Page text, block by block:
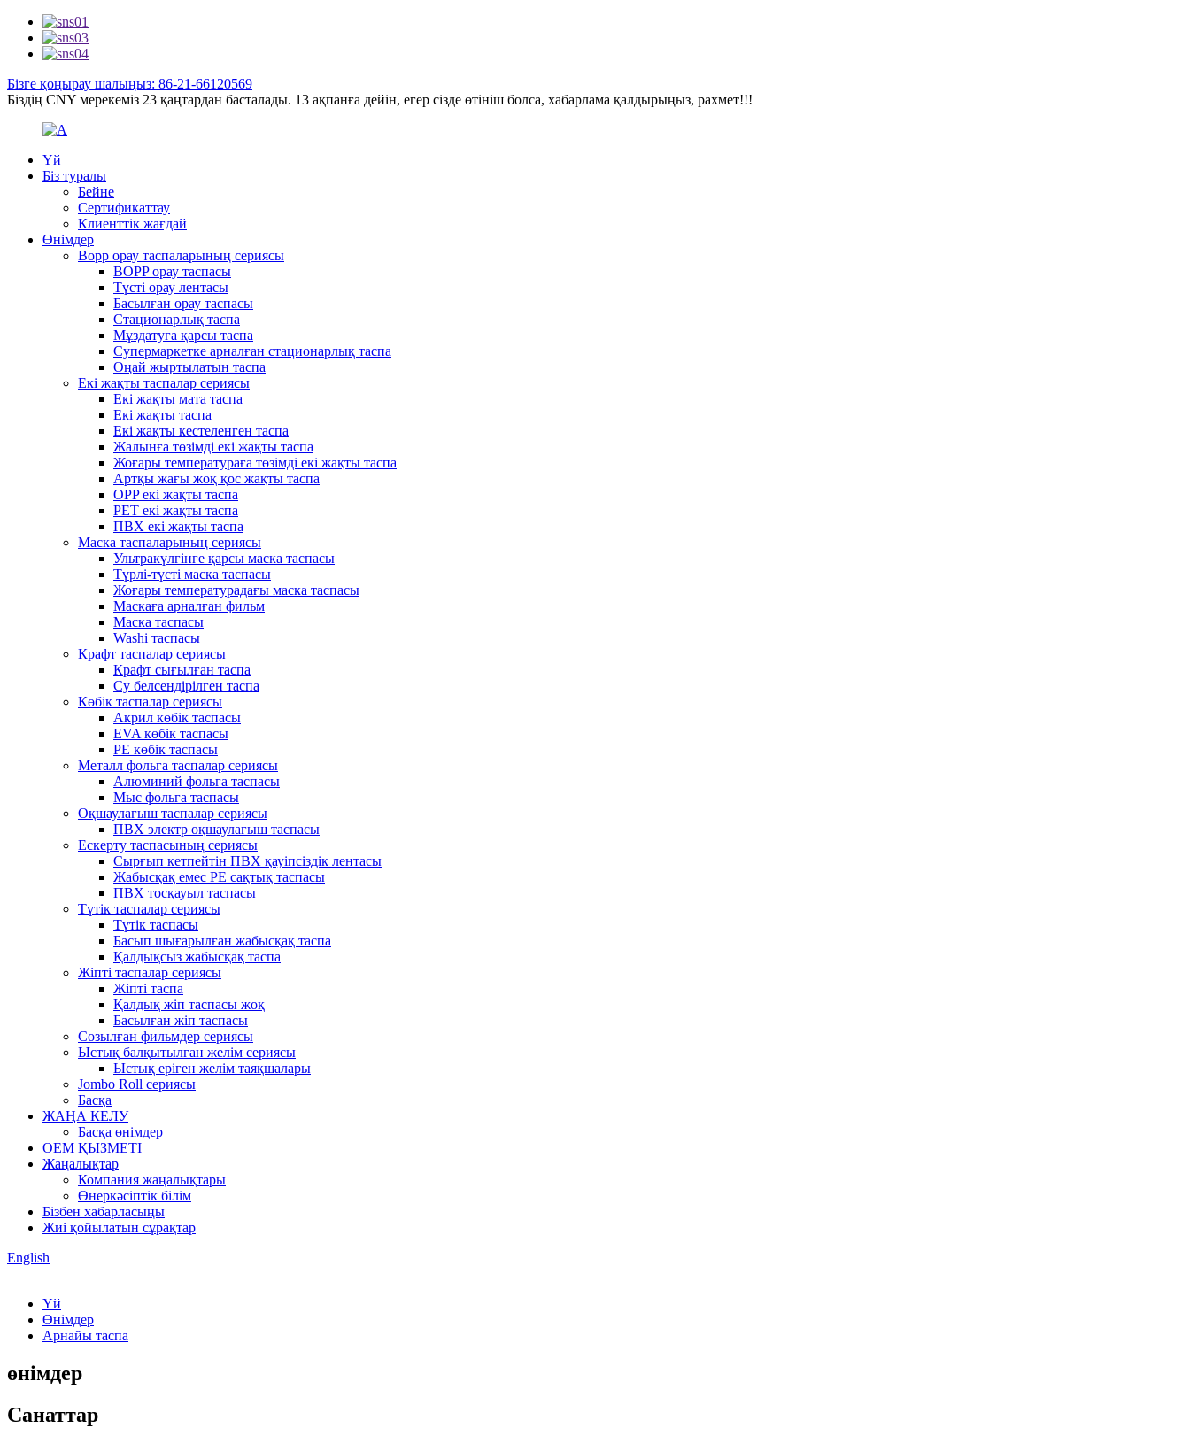
Бізге қоңырау шалыңыз: 86-21-66120569
Біздің CNY мерекеміз 23 қаңтардан басталады. 13 ақпанға дейін, егер сізде өтініш болса, хабарлама қалдырыңыз, рахмет!!!
Үй
Біз туралы
Бейне
Сертификаттау
Клиенттік жағдай
Өнімдер
Bopp орау таспаларының сериясы
BOPP орау таспасы
Түсті орау лентасы
Басылған орау таспасы
Стационарлық таспа
Мұздатуға қарсы таспа
Супермаркетке арналған стационарлық таспа
Оңай жыртылатын таспа
Екі жақты таспалар сериясы
Екі жақты мата таспа
Екі жақты таспа
Екі жақты кестеленген таспа
Жалынға төзімді екі жақты таспа
Жоғары температураға төзімді екі жақты таспа
Артқы жағы жоқ қос жақты таспа
OPP екі жақты таспа
PET екі жақты таспа
ПВХ екі жақты таспа
Маска таспаларының сериясы
Ультракүлгінге қарсы маска таспасы
Түрлі-түсті маска таспасы
Жоғары температурадағы маска таспасы
Маскаға арналған фильм
Маска таспасы
Washi таспасы
Крафт таспалар сериясы
Крафт сығылған таспа
Су белсендірілген таспа
Көбік таспалар сериясы
Акрил көбік таспасы
EVA көбік таспасы
PE көбік таспасы
Металл фольга таспалар сериясы
Алюминий фольга таспасы
Мыс фольга таспасы
Оқшаулағыш таспалар сериясы
ПВХ электр оқшаулағыш таспасы
Ескерту таспасының сериясы
Сырғып кетпейтін ПВХ қауіпсіздік лентасы
Жабысқақ емес PE сақтық таспасы
ПВХ тосқауыл таспасы
Түтік таспалар сериясы
Түтік таспасы
Басып шығарылған жабысқақ таспа
Қалдықсыз жабысқақ таспа
Жіпті таспалар сериясы
Жіпті таспа
Қалдық жіп таспасы жоқ
Басылған жіп таспасы
Созылған фильмдер сериясы
Ыстық балқытылған желім сериясы
Ыстық еріген желім таяқшалары
Jombo Roll сериясы
Басқа
ЖАҢА КЕЛУ
Басқа өнімдер
OEM ҚЫЗМЕТІ
Жаңалықтар
Компания жаңалықтары
Өнеркәсіптік білім
Бізбен хабарласыңы
Жиі қойылатын сұрақтар
English
Үй
Өнімдер
Арнайы таспа
өнімдер
Санаттар